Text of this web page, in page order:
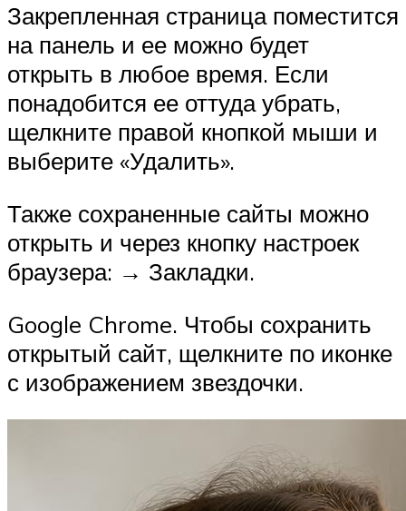
Закрепленная страница поместится
на панель и ее можно будет
открыть в любое время. Если
понадобится ее оттуда убрать,
щелкните правой кнопкой мыши и
выберите «Удалить».
Также сохраненные сайты можно
открыть и через кнопку настроек
браузера: → Закладки.
Google Chrome. Чтобы сохранить
открытый сайт, щелкните по иконке
с изображением звездочки.